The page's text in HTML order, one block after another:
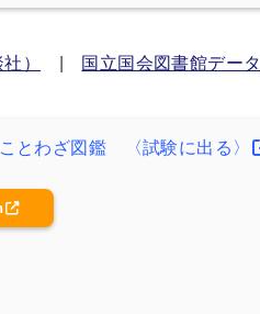
） | 国立国会図書館データ
わざ図鑑 〈試験に出る〉